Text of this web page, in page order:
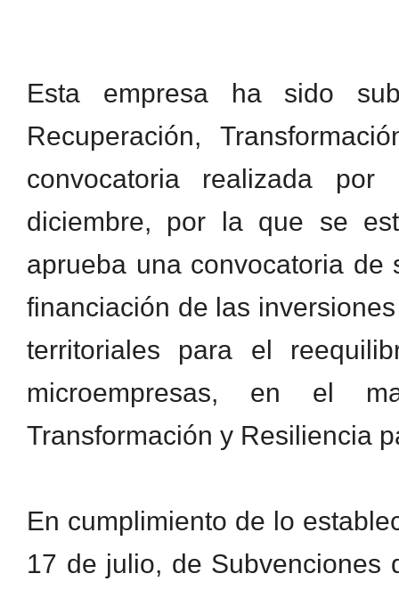
Esta empresa ha sido
Recuperación,
convocatoria realizada
diciembre, por la que se
aprueba una convocatoria
financiación de las
territoriales para el
microempresas, en el
Transformación y Resiliencia
En cumplimiento de lo
17 de julio, de Subvenciones